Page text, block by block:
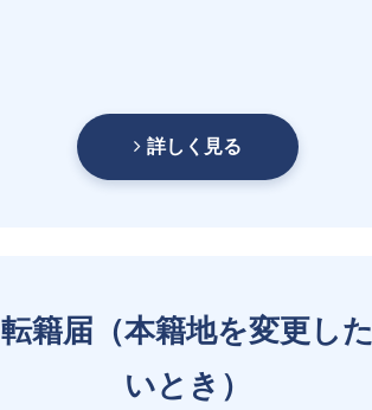
詳しく見る
転籍届（本籍地を変更した
いとき）